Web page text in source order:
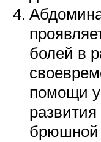
болей в
помощи
брюшной